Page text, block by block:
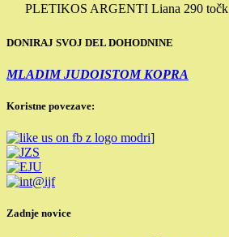
PLETIKOS ARGENTI Liana 290 točk
DONIRAJ SVOJ DEL DOHODNINE
MLADIM JUDOISTOM KOPRA
Koristne povezave:
]
Zadnje novice